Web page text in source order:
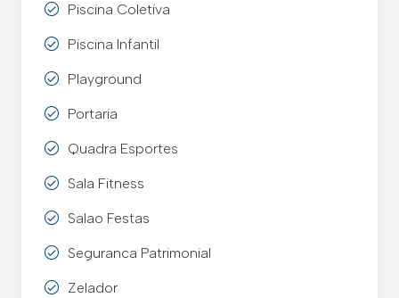
Piscina Coletiva
Piscina Infantil
Playground
Portaria
Quadra Esportes
Sala Fitness
Salao Festas
Seguranca Patrimonial
Zelador